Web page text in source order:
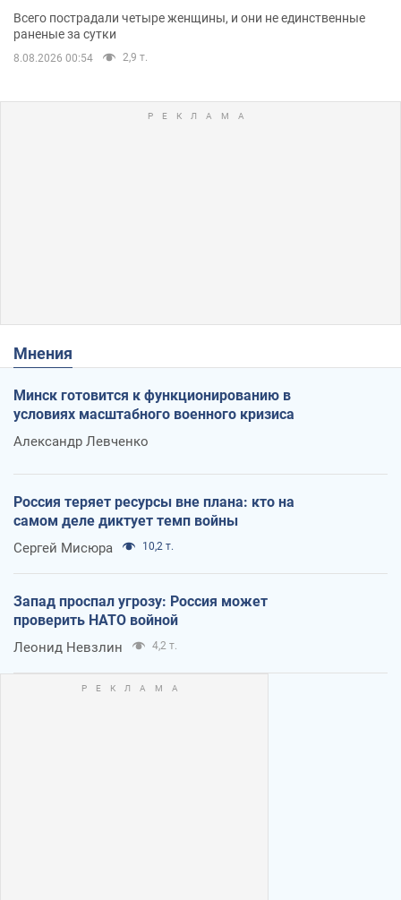
Всего пострадали четыре женщины, и они не единственные
раненые за сутки
8.08.2026 00:54 2,9 т.
Мнения
Минск готовится к функционированию в
условиях масштабного военного кризиса
Александр Левченко
Россия теряет ресурсы вне плана: кто на
самом деле диктует темп войны
Сергей Мисюра 10,2 т.
Запад проспал угрозу: Россия может
проверить НАТО войной
Леонид Невзлин 4,2 т.